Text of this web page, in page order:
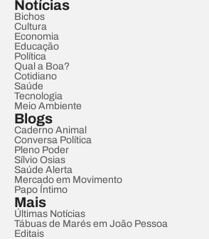
Notícias
Bichos
Cultura
Economia
Educação
Política
Qual a Boa?
Cotidiano
Saúde
Tecnologia
Meio Ambiente
Blogs
Caderno Animal
Conversa Política
Pleno Poder
Sílvio Osias
Saúde Alerta
Mercado em Movimento
Papo Íntimo
Mais
Últimas Notícias
Tábuas de Marés em João Pessoa
Editais